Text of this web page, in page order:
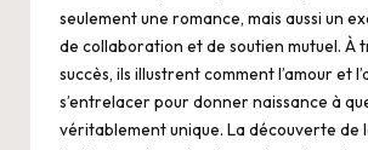
seulement une romance, mais aussi un
de collaboration et de soutien mutuel. À
succès, ils illustrent comment l’amour et
s’entrelacer pour donner naissance à
véritablement unique. La découverte de